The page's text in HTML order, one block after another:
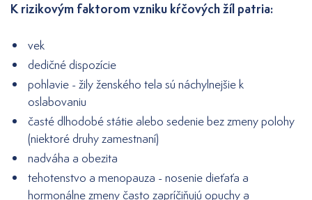
K rizikovým faktorom vzniku kŕčových žíl patria:
vek
dedičné dispozície
pohlavie - žily ženského tela sú náchylnejšie k
oslabovaniu
časté dlhodobé státie alebo sedenie bez zmeny polohy
(niektoré druhy zamestnaní)
nadváha a obezita
tehotenstvo a menopauza - nosenie dieťaťa a
hormonálne zmeny často zapríčiňujú opuchy a